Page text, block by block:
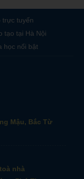
trực tuyến
tạo tại Hà Nội
học nổi bật
Mậu, Bắc Từ
nhà